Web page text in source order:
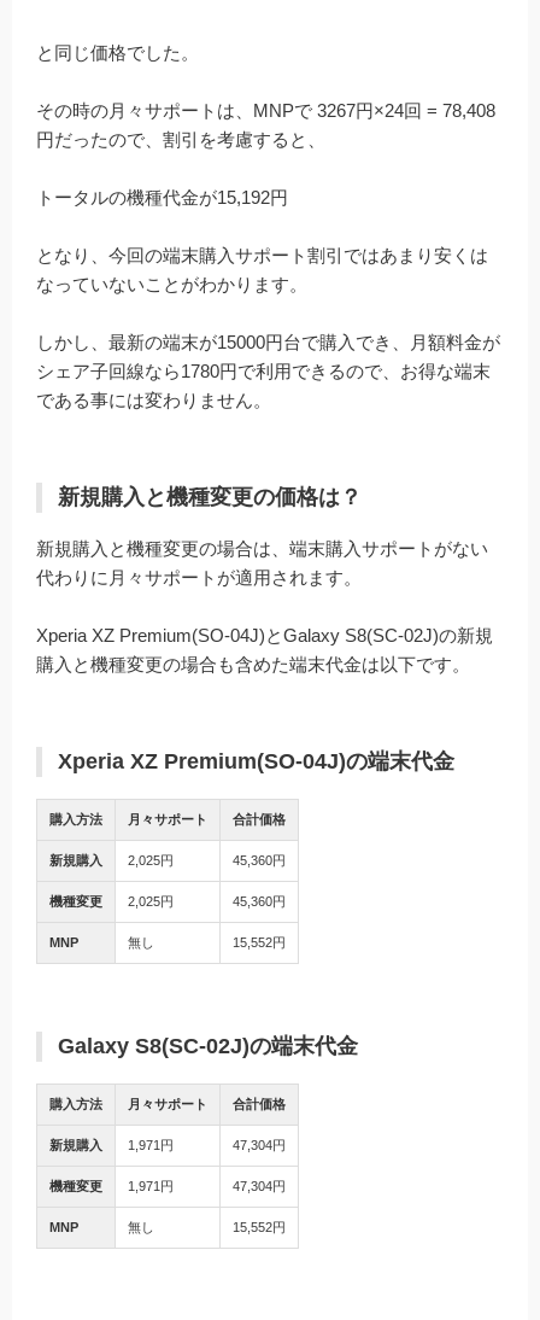
と同じ価格でした。
その時の月々サポートは、MNPで 3267円×24回 = 78,408
円だったので、割引を考慮すると、
トータルの機種代金が15,192円
となり、今回の端末購入サポート割引ではあまり安くは
なっていないことがわかります。
しかし、最新の端末が15000円台で購入でき、月額料金が
シェア子回線なら1780円で利用できるので、お得な端末
である事には変わりません。
新規購入と機種変更の価格は？
新規購入と機種変更の場合は、端末購入サポートがない
代わりに月々サポートが適用されます。
Xperia XZ Premium(SO-04J)とGalaxy S8(SC-02J)の新規
購入と機種変更の場合も含めた端末代金は以下です。
Xperia XZ Premium(SO-04J)の端末代金
購入方法 月々サポート 合計価格
新規購入 2,025円 45,360円
機種変更 2,025円 45,360円
MNP 無し 15,552円
Galaxy S8(SC-02J)の端末代金
購入方法 月々サポート 合計価格
新規購入 1,971円 47,304円
機種変更 1,971円 47,304円
MNP 無し 15,552円